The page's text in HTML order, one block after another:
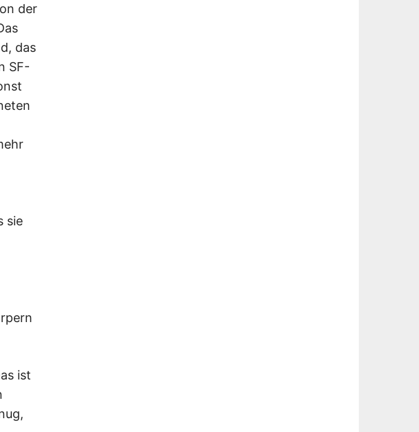
der
das
SF-
sie
ist